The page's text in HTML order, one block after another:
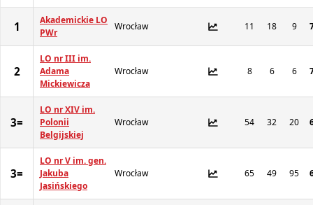
1
Akademickie LO
PWr
Wrocław 11 18 9
2
LO nr III im.
Adama
Mickiewicza
Wrocław 8 6 6
3=
LO nr XIV im.
Polonii
Belgijskiej
Wrocław 54 32 20
3=
LO nr V im. gen.
Jakuba
Jasińskiego
Wrocław 65 49 95